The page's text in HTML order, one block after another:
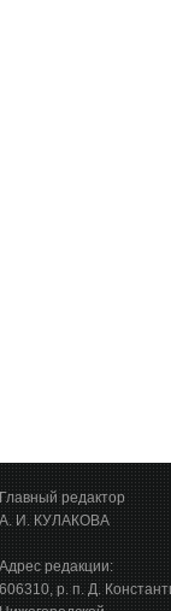
Главный редактор
А. И. КУЛАКОВА
Адрес редакции:
606310, р. п. Д.